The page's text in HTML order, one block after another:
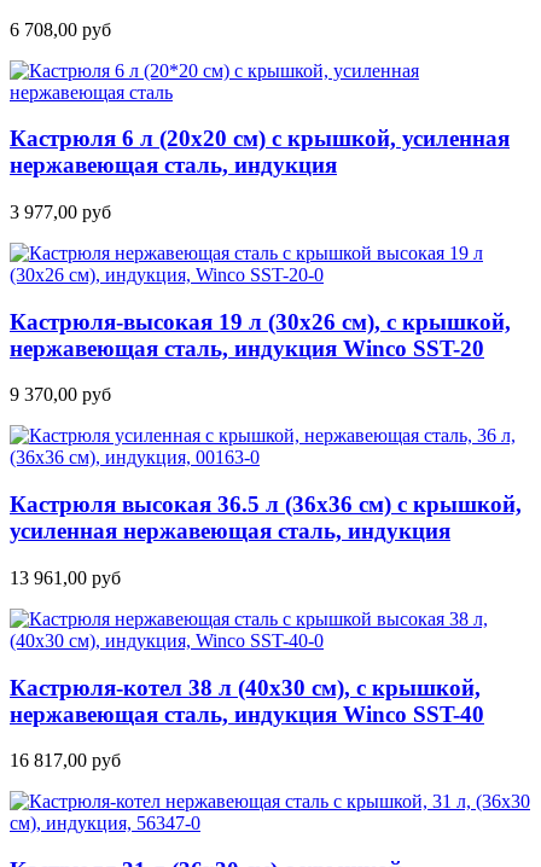
6 708,00 руб
Кастрюля 6 л (20х20 см) с крышкой, усиленная
нержавеющая сталь, индукция
3 977,00 руб
Кастрюля-высокая 19 л (30х26 см), с крышкой,
нержавеющая сталь, индукция Winco SST-20
9 370,00 руб
Кастрюля высокая 36.5 л (36х36 см) с крышкой,
усиленная нержавеющая сталь, индукция
13 961,00 руб
Кастрюля-котел 38 л (40х30 см), с крышкой,
нержавеющая сталь, индукция Winco SST-40
16 817,00 руб